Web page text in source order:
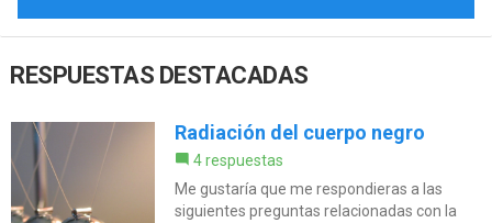
RESPUESTAS DESTACADAS
Radiación del cuerpo negro
4 respuestas
Me gustaría que me respondieras a las
siguientes preguntas relacionadas con la